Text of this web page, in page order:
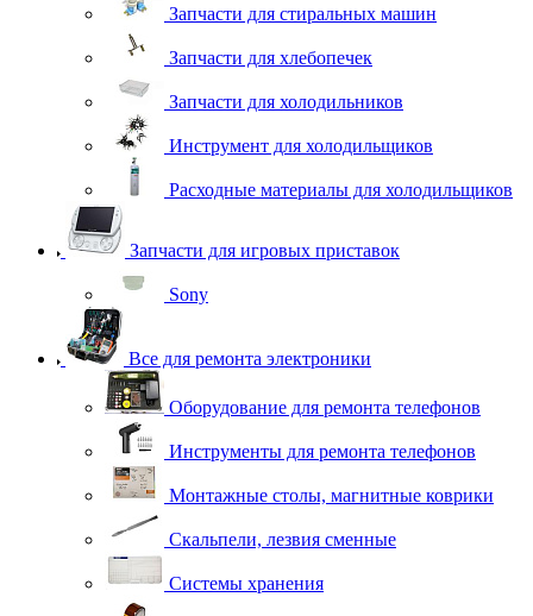
Запчасти для стиральных машин
Запчасти для хлебопечек
Запчасти для холодильников
Инструмент для холодильщиков
Расходные материалы для холодильщиков
Запчасти для игровых приставок
Sony
Все для ремонта электроники
Оборудование для ремонта телефонов
Инструменты для ремонта телефонов
Монтажные столы, магнитные коврики
Скальпели, лезвия сменные
Системы хранения